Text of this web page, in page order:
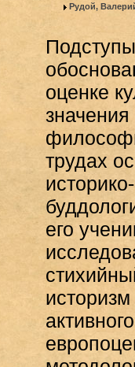
Рудой,
оценке
трудах
его